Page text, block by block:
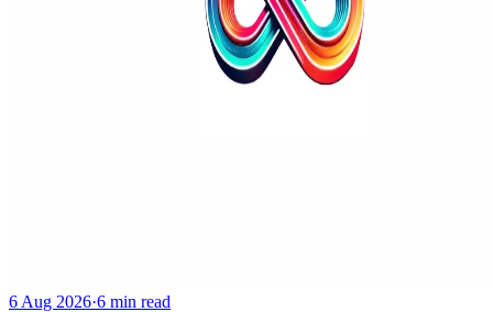
6 Aug 2026·6 min read